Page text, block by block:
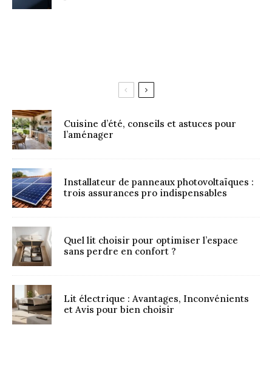
Cuisine d’été, conseils et astuces pour
l’aménager
Installateur de panneaux photovoltaïques :
trois assurances pro indispensables
Quel lit choisir pour optimiser l’espace
sans perdre en confort ?
Lit électrique : Avantages, Inconvénients
et Avis pour bien choisir